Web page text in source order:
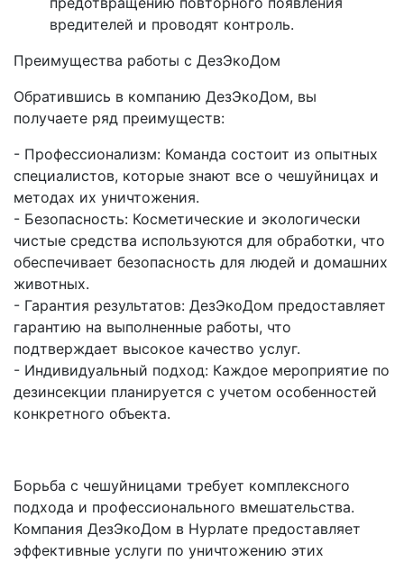
вредителей и проводят контроль.
Преимущества работы с ДезЭкоДом
Обратившись в компанию ДезЭкоДом, вы
получаете ряд преимуществ:
- Профессионализм: Команда состоит из опытных
специалистов, которые знают все о чешуйницах и
методах их уничтожения.
- Безопасность: Косметические и экологически
чистые средства используются для обработки, что
обеспечивает безопасность для людей и домашних
животных.
- Гарантия результатов: ДезЭкоДом предоставляет
гарантию на выполненные работы, что
подтверждает высокое качество услуг.
- Индивидуальный подход: Каждое мероприятие по
дезинсекции планируется с учетом особенностей
конкретного объекта.
Борьба с чешуйницами требует комплексного
подхода и профессионального вмешательства.
Компания ДезЭкоДом в Нурлате предоставляет
эффективные услуги по уничтожению этих